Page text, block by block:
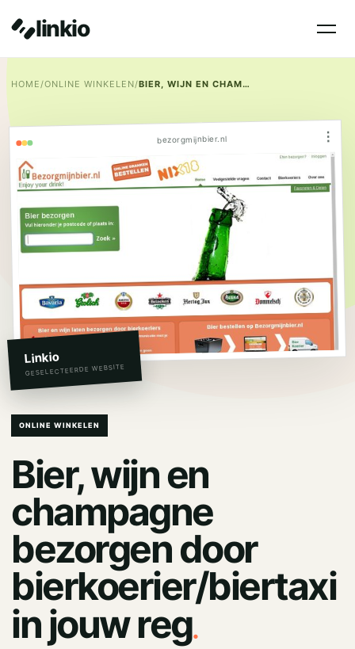
linkio
HOME/ONLINE WINKELEN/ BIER, WIJN EN CHAMPAGNE BEZORGEN DOOR BIERKOERIER/BIERTAXI IN JOUW REG
bezorgmijnbier.nl ⋮
Linkio
GESELECTEERDE WEBSITE
ONLINE WINKELEN
Bier, wijn en
champagne
bezorgen door
bierkoerier/biertaxi
in jouw reg.